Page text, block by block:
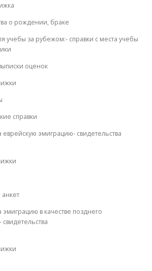
о рождении, браке
учебы за рубежом:- справки с места учебы
оценок
справки
эмиграцию- свидетельства
в качестве позднего